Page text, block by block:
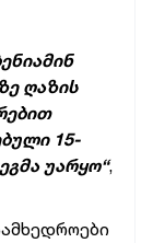
ღაზის
15-
უარყო“,